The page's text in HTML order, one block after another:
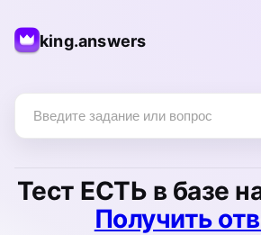
king.answers
Тест ЕСТЬ в базе
Получить